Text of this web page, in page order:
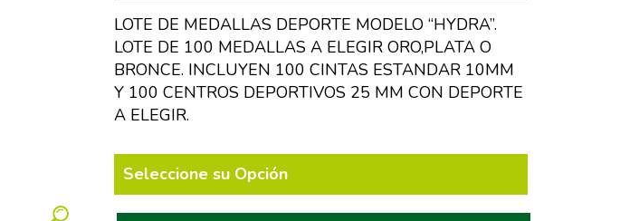
LOTE DE MEDALLAS DEPORTE MODELO “HYDRA”.
LOTE DE 100 MEDALLAS A ELEGIR ORO,PLATA O
BRONCE. INCLUYEN 100 CINTAS ESTANDAR 10MM
Y 100 CENTROS DEPORTIVOS 25 MM CON DEPORTE
A ELEGIR.
Seleccione su Opción